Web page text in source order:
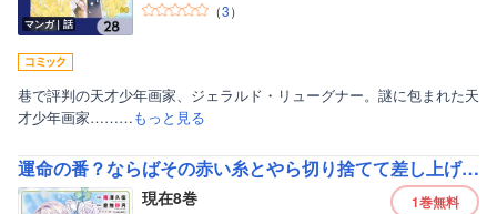
マンガ｜話
（3）
巷で評判の天才少年画家、ジェラルド・リューグナー。謎に包まれた天
才少年画家………もっと見る
運命の番？ならばその赤い糸とやら切り捨てて差し上げましょう＠COMIC
現在8巻 1巻無料